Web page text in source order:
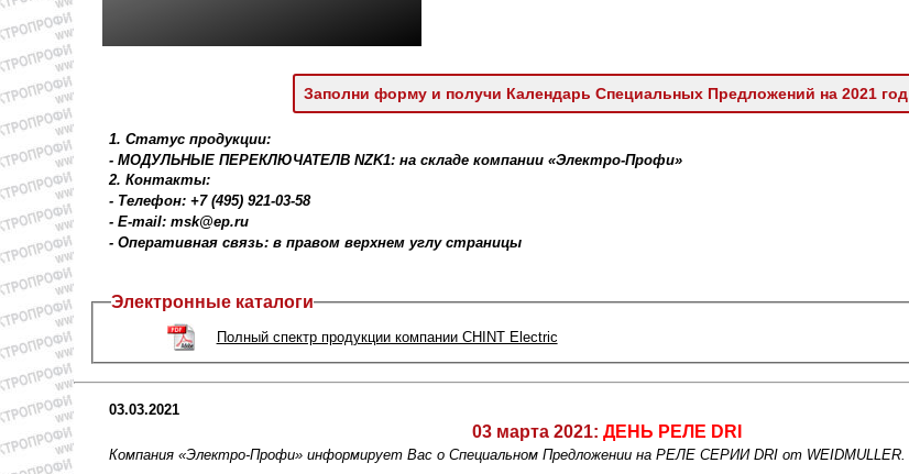
Заполни форму и получи Календарь Специальных Предложений на 2021 год
1. Статус продукции:
- МОДУЛЬНЫE ПЕРЕКЛЮЧАТЕЛB NZK1: на складе компании «Электро-Профи»
2. Контакты:
- Телефон: +7 (495) 921-03-58
- E-mail: msk@ep.ru
- Оперативная связь: в правом верхнем углу страницы
Электронные каталоги
Полный спектр продукции компании CHINT Electric
03.03.2021
03 марта 2021: ДЕНЬ РЕЛЕ DRI
Компания «Электро-Профи» информирует Вас о Специальном Предложении на РЕЛЕ СЕРИИ DRI от WEIDMULLER.